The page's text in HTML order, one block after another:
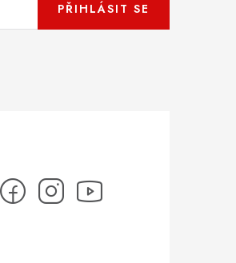
PŘIHLÁSIT SE